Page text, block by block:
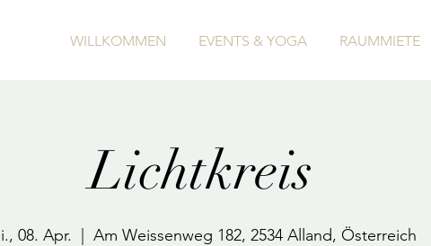
WILLKOMMEN EVENTS & YOGA RAUMMIETE
Lichtkreis
08. Apr. Am Weissenweg 182, 2534 Alland, Österreich